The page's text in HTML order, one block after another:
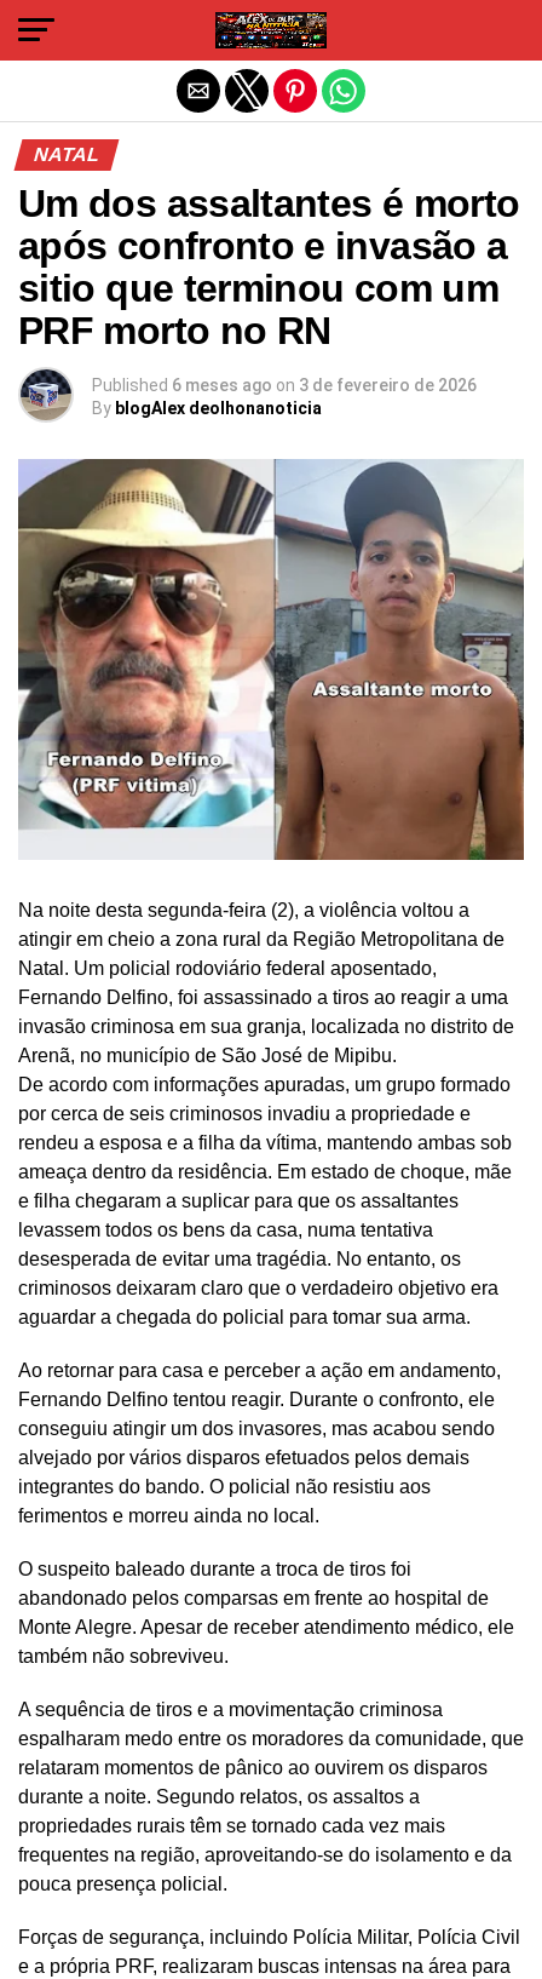
NATAL
Um dos assaltantes é morto
após confronto e invasão a
sitio que terminou com um
PRF morto no RN
Published 6 meses ago on 3 de fevereiro de 2026
By blogAlex deolhonanoticia
Na noite desta segunda-feira (2), a violência voltou a
atingir em cheio a zona rural da Região Metropolitana de
Natal. Um policial rodoviário federal aposentado,
Fernando Delfino, foi assassinado a tiros ao reagir a uma
invasão criminosa em sua granja, localizada no distrito de
Arenã, no município de São José de Mipibu.
De acordo com informações apuradas, um grupo formado
por cerca de seis criminosos invadiu a propriedade e
rendeu a esposa e a filha da vítima, mantendo ambas sob
ameaça dentro da residência. Em estado de choque, mãe
e filha chegaram a suplicar para que os assaltantes
levassem todos os bens da casa, numa tentativa
desesperada de evitar uma tragédia. No entanto, os
criminosos deixaram claro que o verdadeiro objetivo era
aguardar a chegada do policial para tomar sua arma.
Ao retornar para casa e perceber a ação em andamento,
Fernando Delfino tentou reagir. Durante o confronto, ele
conseguiu atingir um dos invasores, mas acabou sendo
alvejado por vários disparos efetuados pelos demais
integrantes do bando. O policial não resistiu aos
ferimentos e morreu ainda no local.
O suspeito baleado durante a troca de tiros foi
abandonado pelos comparsas em frente ao hospital de
Monte Alegre. Apesar de receber atendimento médico, ele
também não sobreviveu.
A sequência de tiros e a movimentação criminosa
espalharam medo entre os moradores da comunidade, que
relataram momentos de pânico ao ouvirem os disparos
durante a noite. Segundo relatos, os assaltos a
propriedades rurais têm se tornado cada vez mais
frequentes na região, aproveitando-se do isolamento e da
pouca presença policial.
Forças de segurança, incluindo Polícia Militar, Polícia Civil
e a própria PRF, realizaram buscas intensas na área para
Sair da versão mobile